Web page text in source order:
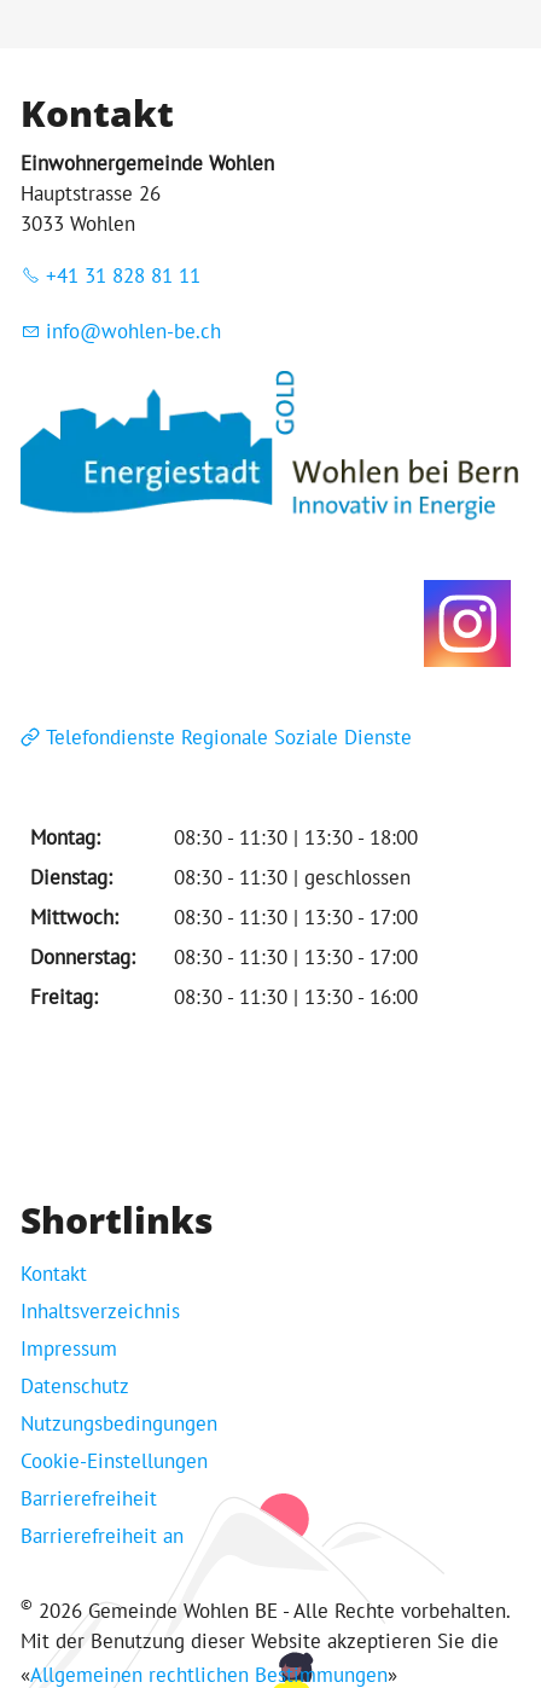
Kontakt
Einwohnergemeinde Wohlen
Hauptstrasse 26
3033 Wohlen
+41 31 828 81 11
nf w hl n-b ch
Telefondienste Regionale Soziale Dienste
Montag:
08:30 - 11:30 | 13:30 - 18:00
Dienstag:
08:30 - 11:30 | geschlossen
Mittwoch:
08:30 - 11:30 | 13:30 - 17:00
Donnerstag:
08:30 - 11:30 | 13:30 - 17:00
Freitag:
08:30 - 11:30 | 13:30 - 16:00
Shortlinks
Kontakt
Inhaltsverzeichnis
Impressum
Datenschutz
Nutzungsbedingungen
Cookie-Einstellungen
Barrierefreiheit
Barrierefreiheit an
© 2026 Gemeinde Wohlen BE - Alle Rechte vorbehalten.
Mit der Benutzung dieser Website akzeptieren Sie die
«Allgemeinen rechtlichen Bestimmungen»